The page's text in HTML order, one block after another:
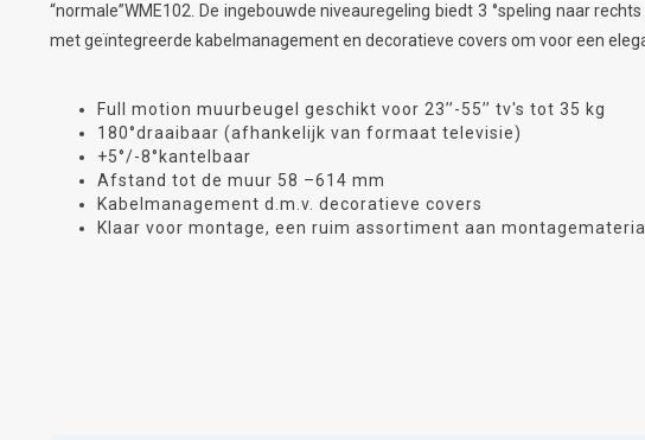
“normale”WME102. De ingebouwde niveauregeling biedt 3 °speling naar
met geïntegreerde kabelmanagement en decoratieve covers om voor een
Full motion muurbeugel geschikt voor 23’’-55’’ tv's tot 35 kg
180°draaibaar (afhankelijk van formaat televisie)
+5°/-8°kantelbaar
Afstand tot de muur 58 –614 mm
Kabelmanagement d.m.v. decoratieve covers
Klaar voor montage, een ruim assortiment aan